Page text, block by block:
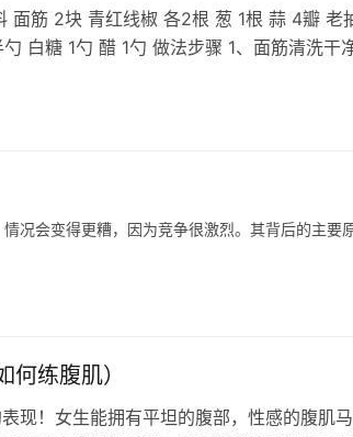
面筋 2块 青红线椒 各2根 葱 1根 蒜 4瓣 老
白糖 1勺 醋 1勺 做法步骤 1、面筋清洗干
况会变得更糟，因为竞争很激烈。其背后的主要
练腹肌）
现！女生能拥有平坦的腹部，性感的腹肌